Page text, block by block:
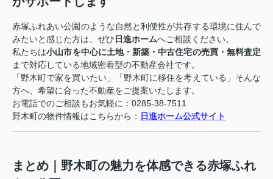
赤塚ふれあい公園のような自然と利便性が共存する環境に住んで
みたいと感じた方は、ぜひ 日進ホームへご相談ください。
私たちは小山市を中心に土地・新築・中古住宅の売買・無料査定
まで対応している地域密着型の不動産会社です。
「野木町で家を買いたい」「野木町に移住を考えている」そんな
方へ、希望に合った不動産をご提案いたします。
お電話でのご相談もお気軽に：0285-38-7511
野木町の物件情報はこちらから： 日進ホーム公式サイト
まとめ｜野木町の魅力を体感できる赤塚ふれ